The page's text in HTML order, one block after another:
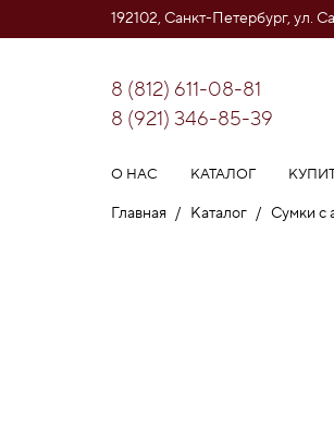
192102, Санкт-Петербург, ул.
8 (812) 611-08-81
8 (921) 346-85-39
О НАС КАТАЛОГ
Главная / Каталог / Сумки с